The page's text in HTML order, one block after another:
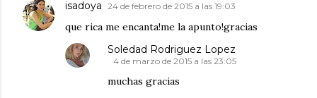
isadoya 24 de febrero de 2015 a las 19:03
que rica me encanta!me la apunto!gracias
Soledad Rodriguez Lopez
4 de marzo de 2015 a las 23:05
muchas gracias